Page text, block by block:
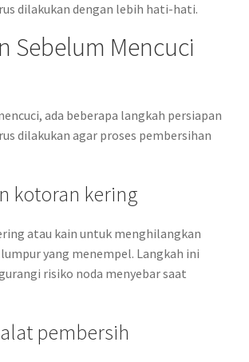
dilakukan dengan lebih hati-hati.
Sebelum Mencuci
ada beberapa langkah persiapan
dilakukan agar proses pembersihan
kotoran kering
atau kain untuk menghilangkan
yang menempel. Langkah ini
risiko noda menyebar saat
pembersih